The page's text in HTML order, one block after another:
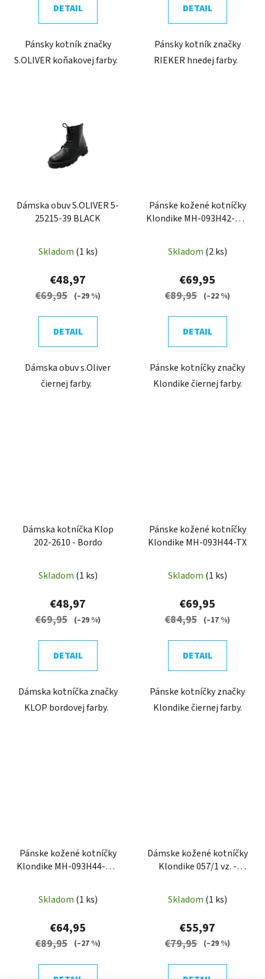
DETAIL
Pánsky kotník značky
S.OLIVER koňakovej farby.
DETAIL
Pánsky kotník značky
RIEKER hnedej farby.
Dámska obuv S.OLIVER 5-
25215-39 BLACK
Skladom (1 ks)
€48,97
€69,95 (–29 %)
DETAIL
Dámska obuv s.Oliver
čiernej farby.
Pánske kožené kotníčky
Klondike MH-093H42-TX-
Skladom (2 ks)
€69,95
€89,95 (–22 %)
DETAIL
Pánske kotníčky značky
Klondike čiernej farby.
Dámska kotníčka Klop
202-2610 - Bordo
Skladom (1 ks)
€48,97
€69,95 (–29 %)
DETAIL
Dámska kotníčka značky
KLOP bordovej farby.
Pánske kožené kotníčky
Klondike MH-093H44-TX
Skladom (1 ks)
€69,95
€84,95 (–17 %)
DETAIL
Pánske kotníčky značky
Klondike čiernej farby.
Pánske kožené kotníčky
Klondike MH-093H44-TX-
Skladom (1 ks)
€64,95
€89,95 (–27 %)
Dámske kožené kotníčky
Klondike 057/1 vz. -
Skladom (1 ks)
€55,97
€79,95 (–29 %)